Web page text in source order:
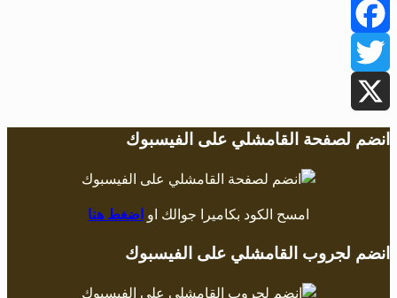
Facebook
Twitter
X
انضم لصفحة القامشلي على الفيسبوك
امسح الكود بكاميرا جوالك او اضغط هنا
انضم لجروب القامشلي على الفيسبوك